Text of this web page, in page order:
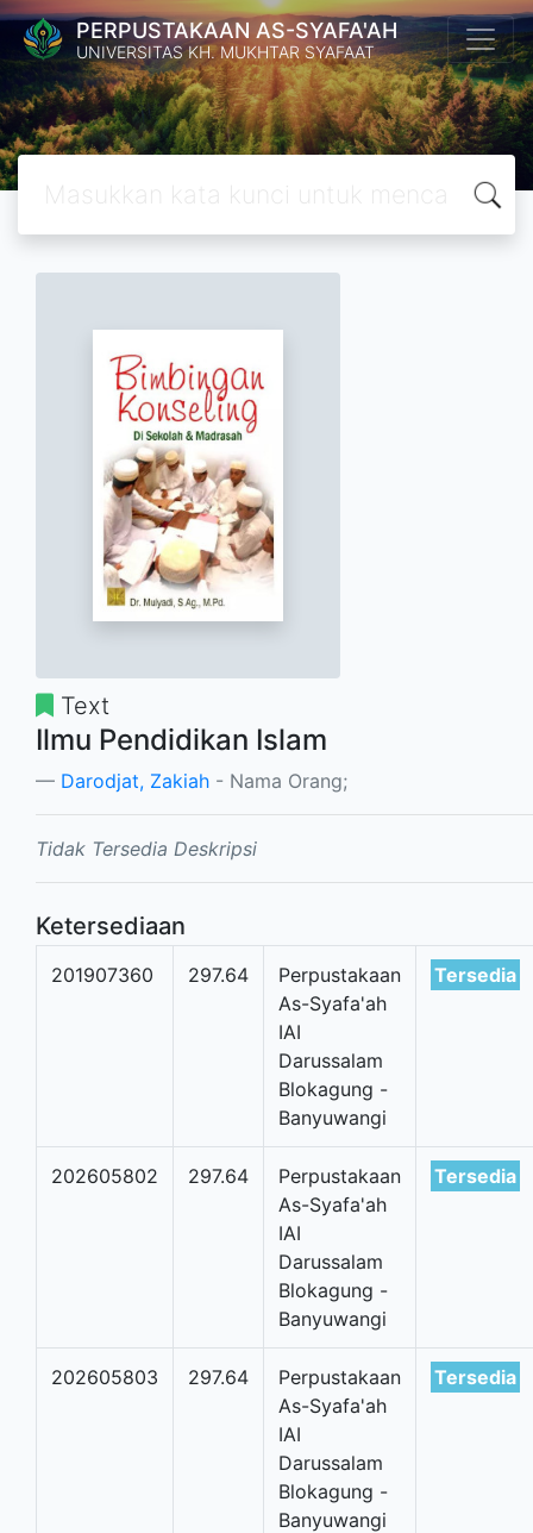
PERPUSTAKAAN AS-SYAFA'AH
UNIVERSITAS KH. MUKHTAR SYAFAAT
Text
Ilmu Pendidikan Islam
Darodjat, Zakiah - Nama Orang;
Tidak Tersedia Deskripsi
Ketersediaan
201907360 297.64
Perpustakaan
As-Syafa'ah
IAI
Darussalam
Blokagung -
Banyuwangi
Tersedia
202605802 297.64
Perpustakaan
As-Syafa'ah
IAI
Darussalam
Blokagung -
Banyuwangi
Tersedia
202605803 297.64
Perpustakaan
As-Syafa'ah
IAI
Darussalam
Blokagung -
Banyuwangi
Tersedia